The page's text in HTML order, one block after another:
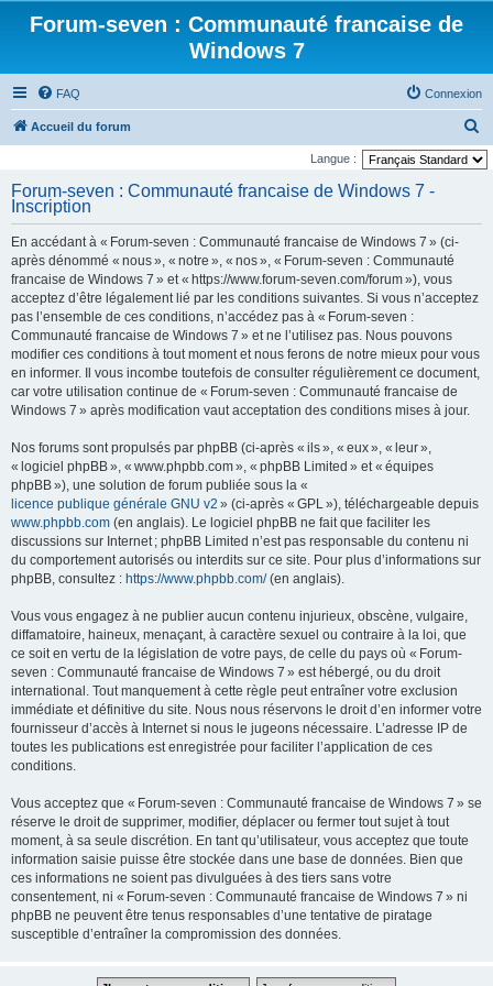
Forum-seven : Communauté francaise de
Windows 7
FAQ Connexion
Accueil du forum
e
Langue :
Forum-seven : Communauté francaise de Windows 7 -
Inscription
En accédant à « Forum-seven : Communauté francaise de Windows 7 » (ci-
après dénommé « nous », « notre », « nos », « Forum-seven : Communauté
francaise de Windows 7 » et « https://www.forum-seven.com/forum »), vous
acceptez d’être légalement lié par les conditions suivantes. Si vous n’acceptez
pas l’ensemble de ces conditions, n’accédez pas à « Forum-seven :
Communauté francaise de Windows 7 » et ne l’utilisez pas. Nous pouvons
modifier ces conditions à tout moment et nous ferons de notre mieux pour vous
en informer. Il vous incombe toutefois de consulter régulièrement ce document,
car votre utilisation continue de « Forum-seven : Communauté francaise de
Windows 7 » après modification vaut acceptation des conditions mises à jour.
Nos forums sont propulsés par phpBB (ci-après « ils », « eux », « leur »,
« logiciel phpBB », « www.phpbb.com », « phpBB Limited » et « équipes
phpBB »), une solution de forum publiée sous la «
licence publique générale GNU v2 » (ci-après « GPL »), téléchargeable depuis
www.phpbb.com (en anglais). Le logiciel phpBB ne fait que faciliter les
discussions sur Internet ; phpBB Limited n’est pas responsable du contenu ni
du comportement autorisés ou interdits sur ce site. Pour plus d’informations sur
phpBB, consultez : https://www.phpbb.com/(en anglais).
Vous vous engagez à ne publier aucun contenu injurieux, obscène, vulgaire,
diffamatoire, haineux, menaçant, à caractère sexuel ou contraire à la loi, que
ce soit en vertu de la législation de votre pays, de celle du pays où « Forum-
seven : Communauté francaise de Windows 7 » est hébergé, ou du droit
international. Tout manquement à cette règle peut entraîner votre exclusion
immédiate et définitive du site. Nous nous réservons le droit d’en informer votre
fournisseur d’accès à Internet si nous le jugeons nécessaire. L’adresse IP de
toutes les publications est enregistrée pour faciliter l’application de ces
conditions.
Vous acceptez que « Forum-seven : Communauté francaise de Windows 7 » se
réserve le droit de supprimer, modifier, déplacer ou fermer tout sujet à tout
moment, à sa seule discrétion. En tant qu’utilisateur, vous acceptez que toute
information saisie puisse être stockée dans une base de données. Bien que
ces informations ne soient pas divulguées à des tiers sans votre
consentement, ni « Forum-seven : Communauté francaise de Windows 7 » ni
phpBB ne peuvent être tenus responsables d’une tentative de piratage
susceptible d’entraîner la compromission des données.